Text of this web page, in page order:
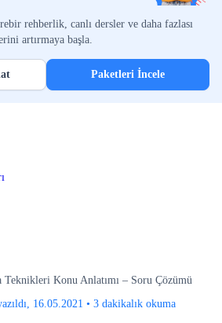
rehberlik, canlı dersler ve daha fazlası
artırmaya başla.
Paketleri İncele
Teknikleri Konu Anlatımı – Soru Çözümü
16.05.2021 • 3 dakikalık okuma